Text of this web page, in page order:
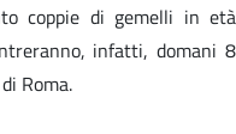
coppie di gemelli in età
infatti, domani 8
Roma.